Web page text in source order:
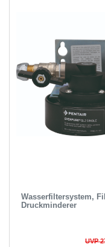
Wasserfiltersystem,
Druckminderer
UVP